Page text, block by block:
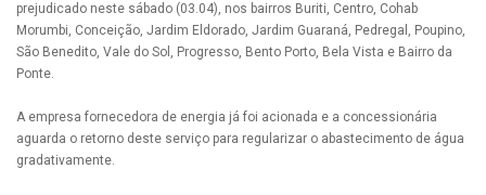
prejudicado neste sábado (03.04), nos bairros Buriti, Centro, Cohab
Morumbi, Conceição, Jardim Eldorado, Jardim Guaraná, Pedregal, Poupino,
São Benedito, Vale do Sol, Progresso, Bento Porto, Bela Vista e Bairro da
Ponte.
A empresa fornecedora de energia já foi acionada e a concessionária
aguarda o retorno deste serviço para regularizar o abastecimento de água
gradativamente.